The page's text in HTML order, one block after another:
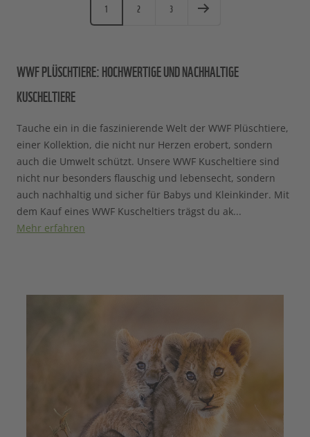
1 2 3
WWF PLÜSCHTIERE: HOCHWERTIGE UND NACHHALTIGE
KUSCHELTIERE
Tauche ein in die faszinierende Welt der WWF Plüschtiere,
einer Kollektion, die nicht nur Herzen erobert, sondern
auch die Umwelt schützt. Unsere WWF Kuscheltiere sind
nicht nur besonders flauschig und lebensecht, sondern
auch nachhaltig und sicher für Babys und Kleinkinder. Mit
dem Kauf eines WWF Kuscheltiers trägst du ak...
Mehr erfahren